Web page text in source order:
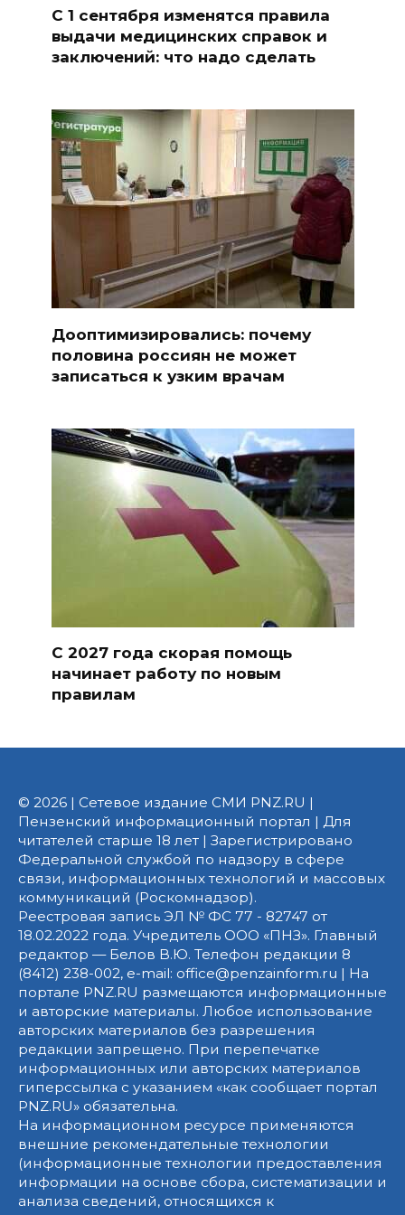
С 1 сентября изменятся правила
выдачи медицинских справок и
заключений: что надо сделать
Дооптимизировались: почему
половина россиян не может
записаться к узким врачам
С 2027 года скорая помощь
начинает работу по новым
правилам
© 2026 | Сетевое издание СМИ PNZ.RU |
Пензенский информационный портал | Для
читателей старше 18 лет | Зарегистрировано
Федеральной службой по надзору в сфере
связи, информационных технологий и массовых
коммуникаций (Роскомнадзор).
Реестровая запись ЭЛ № ФС 77 - 82747 от
18.02.2022 года. Учредитель ООО «ПНЗ». Главный
редактор — Белов В.Ю. Телефон редакции 8
(8412) 238-002, e-mail: office@penzainform.ru | На
портале PNZ.RU размещаются информационные
и авторские материалы. Любое использование
авторских материалов без разрешения
редакции запрещено. При перепечатке
информационных или авторских материалов
гиперссылка с указанием «как сообщает портал
PNZ.RU» обязательна.
На информационном ресурсе применяются
внешние рекомендательные технологии
(информационные технологии предоставления
информации на основе сбора, систематизации и
анализа сведений, относящихся к